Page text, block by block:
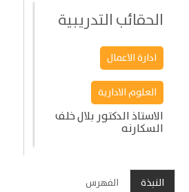
الحقائب التدريبية
ادارة الاعمال
العلوم الادارية
الاستاذ الدكتور بلال خلف
السكارنه
النبذة الفهرس